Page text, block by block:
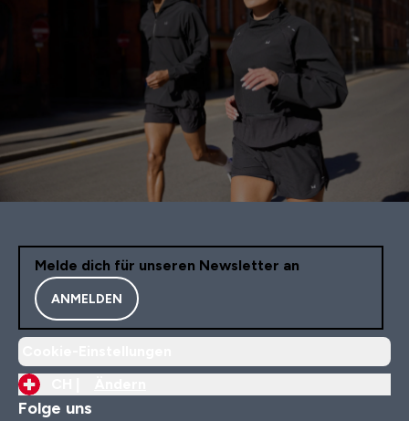
Melde dich für unseren Newsletter an
ANMELDEN
Folge uns